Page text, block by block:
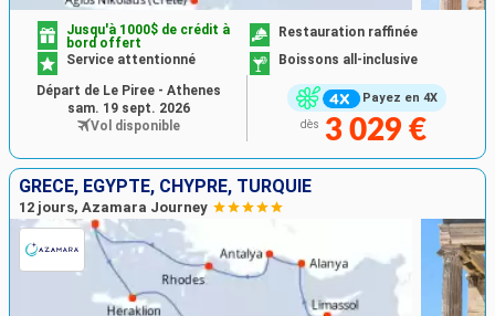
Payez en 4X
Jusqu'à 1000$ de crédit à
bord offert
Restauration raffinée
Service attentionné
Boissons all-inclusive
dès 3 029 €
Départ de Le Piree - Athenes
sam. 19 sept. 2026
Vol disponible
GRÈCE, EGYPTE, CHYPRE, TURQUIE
12 jours, Azamara Journey